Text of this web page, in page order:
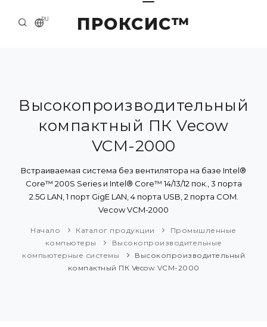
ПРОКСИС™
RU
О КОМПАНИИ
ПРИМЕРЫ И РЕШЕНИЯ
КАТАЛОГ ПРОДУКЦИИ
ПРЕСС-ЦЕНТР
Высокопроизводительный
компактный ПК Vecow
VCM-2000
Встраиваемая система без вентилятора на базе Intel®
Core™ 200S Series и Intel® Core™ 14/13/12 пок., 3 порта
2.5G LAN, 1 порт GigE LAN, 4 порта USB, 2 порта COM.
Vecow VCM-2000
Начало Каталог продукции
Промышленные
компьютеры
Высокопроизводительные
компьютерные системы
Высокопроизводительный
компактный ПК Vecow VCM-2000